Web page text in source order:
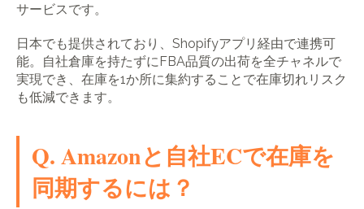
サービスです。
日本でも提供されており、Shopifyアプリ経由で連携可
能。自社倉庫を持たずにFBA品質の出荷を全チャネルで
実現でき、在庫を1か所に集約することで在庫切れリスク
も低減できます。
Q. Amazonと自社ECで在庫を
同期するには？